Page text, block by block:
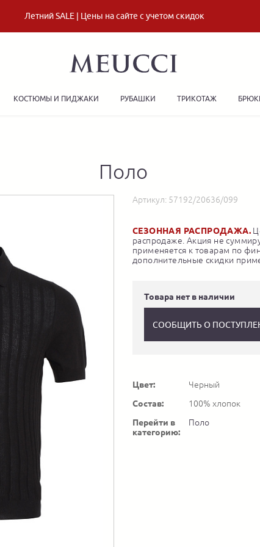
Летний SALE | Цены на сайте с учетом скидок
КОСТЮМЫ И ПИДЖАКИ РУБАШКИ ТРИКОТАЖ
Поло
Артикул: 57192/20636/099
СЕЗОННАЯ РАСПРОДАЖА.
распродаже. Акция не
применяется к товарам по
дополнительные скидки
Товара нет в наличии
СООБЩИТЬ О
Цвет:
Черный
Состав:
100% хлопок
Перейти в
категорию:
Поло